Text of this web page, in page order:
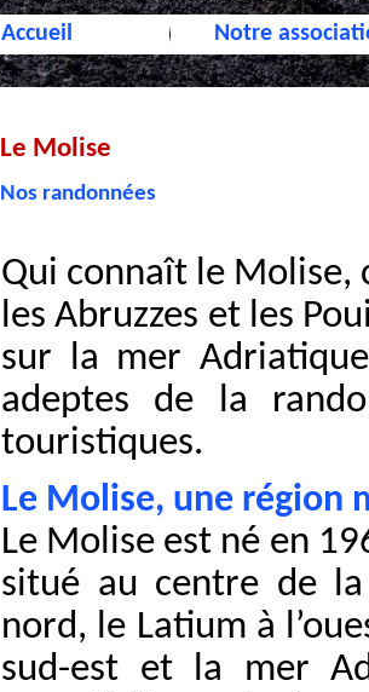
Accueil Notre
Le Molise
Nos randonnées
Qui connaît le Molise,
les Abruzzes et les
sur la mer
adeptes de la
touristiques.
Le Molise, une région
Le Molise est né en
situé au centre de
nord, le Latium à
sud-est et la mer